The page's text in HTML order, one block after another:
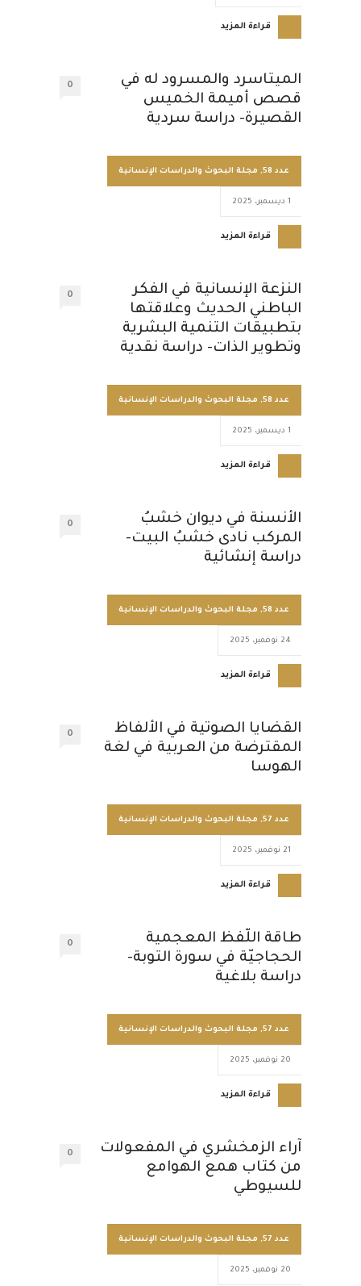
قراءة المزيد
الميتاسرد والمسرود له في
قصص أميمة الخميس
القصيرة- دراسة سردية
0
عدد 58 , مجلة البحوث والدراسات الإنسانية
1 ديسمبر، 2025
قراءة المزيد
النزعة الإنسانية في الفكر
الباطني الحديث وعلاقتها
بتطبيقات التنمية البشرية
وتطوير الذات- دراسة نقدية
0
عدد 58 , مجلة البحوث والدراسات الإنسانية
1 ديسمبر، 2025
قراءة المزيد
الأنسنة في ديوان خشبُ
المركب نادى خشبُ البيت-
دراسة إنشائية
0
عدد 58 , مجلة البحوث والدراسات الإنسانية
24 نوفمبر، 2025
قراءة المزيد
القضايا الصوتية في الألفاظ
المقترضة من العربية في لغة
الهوسا
0
عدد 57 , مجلة البحوث والدراسات الإنسانية
21 نوفمبر، 2025
قراءة المزيد
طاقة اللّفظ المعجمية
الحجاجيّة في سورة التوبة-
دراسة بلاغية
0
عدد 57 , مجلة البحوث والدراسات الإنسانية
20 نوفمبر، 2025
قراءة المزيد
آراء الزمخشري في المفعولات
من كتاب همع الهوامع
للسيوطي
0
عدد 57 , مجلة البحوث والدراسات الإنسانية
20 نوفمبر، 2025